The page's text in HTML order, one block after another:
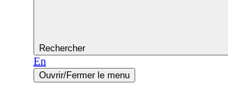
Rechercher
En
Ouvrir/Fermer le menu